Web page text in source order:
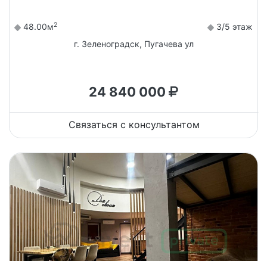
48.00м2
3/5 этаж
г. Зеленоградск, Пугачева ул
24 840 000
Связаться с консультантом